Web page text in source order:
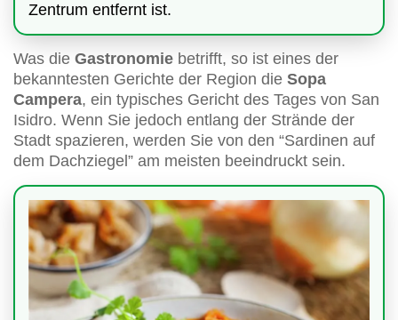
Zentrum entfernt ist.
Was die Gastronomie betrifft, so ist eines der
bekanntesten Gerichte der Region die Sopa
Campera, ein typisches Gericht des Tages von San
Isidro. Wenn Sie jedoch entlang der Strände der
Stadt spazieren, werden Sie von den “Sardinen auf
dem Dachziegel” am meisten beeindruckt sein.